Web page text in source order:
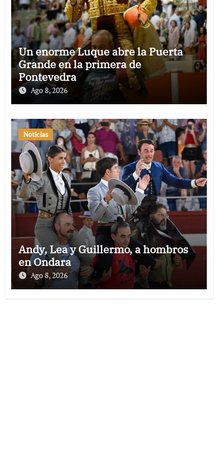
Un enorme Luque abre la Puerta
Grande en la primera de
Pontevedra
Ago 8, 2026
Noticias
Andy, Lea y Guillermo, a hombros
en Ondara
Ago 8, 2026